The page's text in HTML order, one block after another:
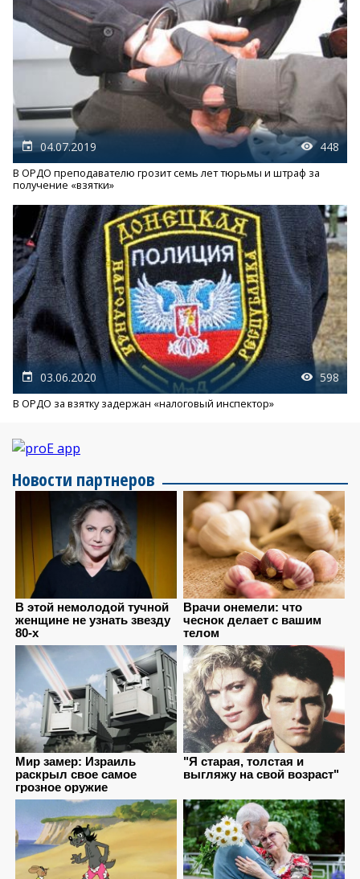
04.07.2019 448
В ОРДО преподавателю грозит семь лет тюрьмы и штраф за
получение «взятки»
03.06.2020 598
В ОРДО за взятку задержан «налоговый инспектор»
Новости партнеров